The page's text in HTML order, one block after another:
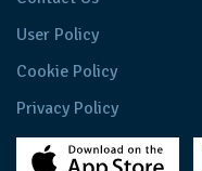
User Policy
Cookie Policy
Privacy Policy